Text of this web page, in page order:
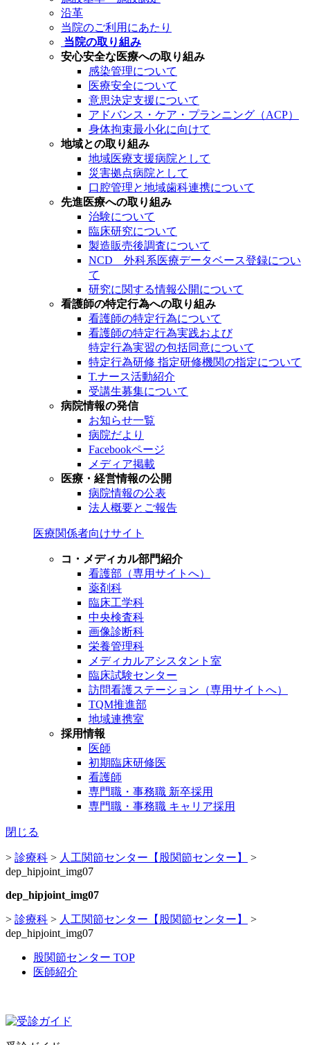
沿革
当院のご利用にあたり
当院の取り組み
安心安全な医療への取り組み
感染管理について
医療安全について
意思決定支援について
アドバンス・ケア・プランニング（ACP）
身体拘束最小化に向けて
地域との取り組み
地域医療支援病院として
災害拠点病院として
口腔管理と地域歯科連携について
先進医療への取り組み
治験について
臨床研究について
製造販売後調査について
NCD 外科系医療データベース登録につい
て
研究に関する情報公開について
看護師の特定行為への取り組み
看護師の特定行為について
看護師の特定行為実践および
特定行為実習の包括同意について
特定行為研修 指定研修機関の指定について
T.ナース活動紹介
受講生募集について
病院情報の発信
お知らせ一覧
病院だより
Facebookページ
メディア掲載
医療・経営情報の公開
病院情報の公表
法人概要とご報告
医療関係者向けサイト
コ・メディカル部門紹介
看護部（専用サイトへ）
薬剤科
臨床工学科
中央検査科
画像診断科
栄養管理科
メディカルアシスタント室
臨床試験センター
訪問看護ステーション（専用サイトへ）
TQM推進部
地域連携室
採用情報
医師
初期臨床研修医
看護師
専門職・事務職 新卒採用
専門職・事務職 キャリア採用
閉じる
> 診療科 > 人工関節センター【股関節センター】
>
dep_hipjoint_img07
dep_hipjoint_img07
> 診療科 > 人工関節センター【股関節センター】
>
dep_hipjoint_img07
股関節センター TOP
医師紹介